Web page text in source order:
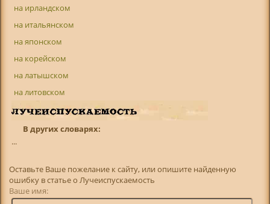
на ирландском
на итальянском
на японском
на корейском
на латышском
на литовском
В других словарях:
...
Оставьте Ваше пожелание к сайту, или опишите найденную
ошибку в статье о Лучеиспускаемость
Ваше имя: